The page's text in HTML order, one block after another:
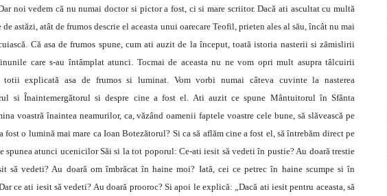
noi vedem că nu numai doctor si pictor a fost, ci si mare scriitor. Dacă ati ascultat cu multă
astăzi, atât de frumos descrie el aceasta unui oarecare Teofil, prieten ales al său, încât nu mai
Că asa de frumos spune, cum ati auzit de la început, toată istoria nasterii si zămislirii
care s-au întâmplat atunci. Tocmai de aceasta nu ne vom opri mult asupra tâlcuirii
explicată asa de frumos si luminat. Vom vorbi numai câteva cuvinte la nasterea
si Înaintemergătorul si despre cine a fost el. Ati auzit ce spune Mântuitorul în Sfânta
voastră înaintea neamurilor, ca, văzând oamenii faptele voastre cele bune, să slăvească pe
o lumină mai mare ca Ioan Botezătorul? Si ca să aflăm cine a fost el, să întrebăm direct pe
atunci ucenicilor Săi si la tot poporul: Ce-ati iesit să vedeti în pustie? Au doară trestie
să vedeti? Au doară om îmbrăcat în haine moi? Iată, cei ce petrec în haine scumpe si în
ce ati iesit să vedeti? Au doară prooroc? Si apoi le explică: „Dacă ati iesit pentru aceasta, să